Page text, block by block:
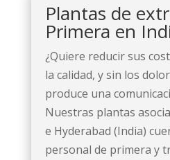
Plantas de
Primera en
¿Quiere reducir sus
la calidad, y sin los
produce una
Nuestras plantas
e Hyderabad (India)
personal de primera y